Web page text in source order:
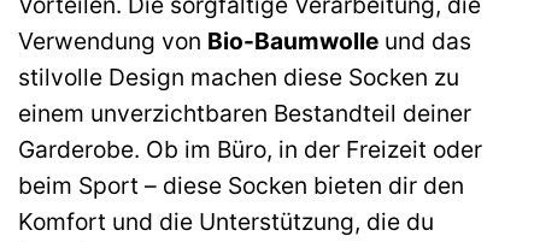
Verwendung von Bio-Baumwolle und das
stilvolle Design machen diese Socken zu
einem unverzichtbaren Bestandteil deiner
Garderobe. Ob im Büro, in der Freizeit oder
beim Sport – diese Socken bieten dir den
Komfort und die Unterstützung, die du